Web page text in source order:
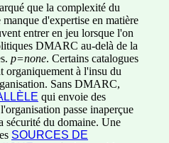
que la complexité du
d'expertise en matière
entrer en jeu lorsque l'on
DMARC au-delà de la
p=none. Certains catalogues
organiquement à l'insu du
Sans DMARC,
qui envoie des
passe inaperçue
sécurité du domaine. Une
SOURCES DE